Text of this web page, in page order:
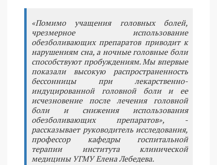
«Помимо учащения головных болей,
чрезмерное использование
обезболивающих препаратов приводит к
нарушениям сна, а ночные головные боли
способствуют пробуждениям. Мы впервые
показали высокую распространенность
бессонницы при лекарственно-
индуцированной головной боли и ее
исчезновение после лечения головной
боли и снижения использования
обезболивающих препаратов», -
рассказывает руководитель исследования,
профессор кафедры госпитальной
терапии института клинической
медицины УГМУ Елена Лебедева.